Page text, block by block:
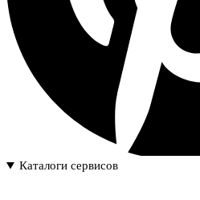
Каталоги сервисов